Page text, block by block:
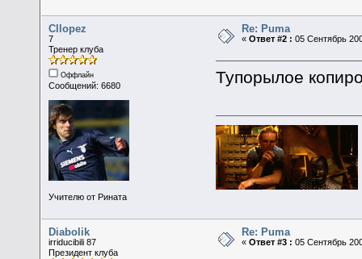
Cllopez
7
Тренер клуба
Оффлайн
Сообщений: 6680
Учителю от Рината
Re: Puma
«Ответ #2 : 05 Сентябрь
Тупорылое
Diabolik
irriducibili 87
Президент клуба
Re: Puma
«Ответ #3 : 05 Сентябрь